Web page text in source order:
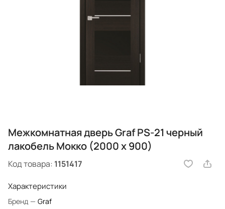
Межкомнатная дверь Graf PS-21 черный
лакобель Мокко (2000 х 900)
Код товара: 1151417
Характеристики
Бренд — Graf